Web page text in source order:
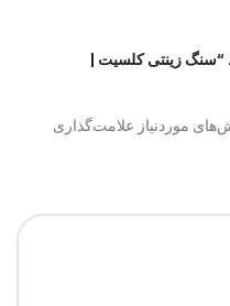
“سنگ زینتی کلسیت |
موردنیاز علامت‌گذاری